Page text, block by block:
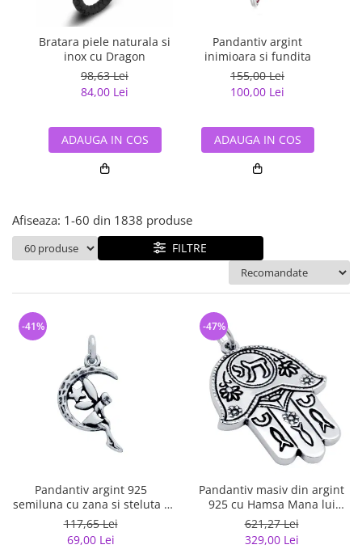
semipretioase
Bijuterii argint placat cu aur
Bijuterii argint cu diverse
Bijuterii de Lux
Bijuterii gotice si rock
Bijuterii Handmade
Bijuterii fantezie
Bijuterii tungsten
Solutii si lavete de curatare
bijuterii argint
Bratara piele naturala si
inox cu Dragon
98,63 Lei
84,00 Lei
ADAUGA IN COS
Pandantiv argint
inimioara si fundita
155,00 Lei
100,00 Lei
ADAUGA IN COS
Afiseaza: 1-60 din 1838 produse
FILTRE
Pandantiv argint 925
semiluna cu zana si steluta -
Be Fantastic PSX0560
117,65 Lei
69,00 Lei
-41%
Pandantiv masiv din argint
925 cu Hamsa Mana lui
Fatima
621,27 Lei
329,00 Lei
-47%